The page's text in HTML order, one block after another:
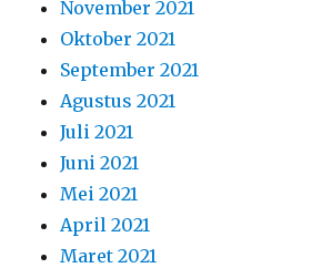
November 2021
Oktober 2021
September 2021
Agustus 2021
Juli 2021
Juni 2021
Mei 2021
April 2021
Maret 2021